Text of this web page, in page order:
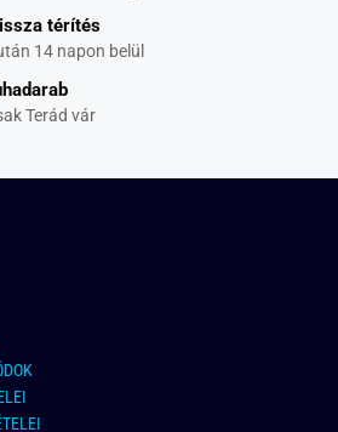
térítés
14 napon belül
Terád vár